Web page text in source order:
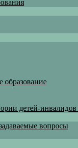
образование
детей-
вопросы